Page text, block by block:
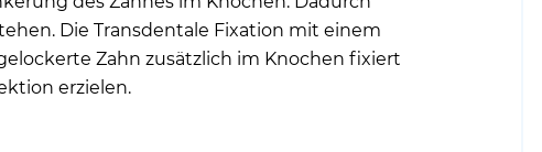
Die Transdentale Fixation mit einem
Zahn zusätzlich im Knochen fixiert
erzielen.